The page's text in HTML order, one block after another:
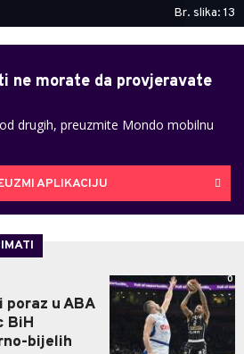
Br. slika: 13
ne morate da provjeravate
drugih, preuzmite Mondo mobilnu
APLIKACIJU
u ABA
BiH
bijelih
0